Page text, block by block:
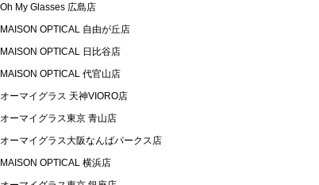
Oh My Glasses 広島店
MAISON OPTICAL 自由が丘店
MAISON OPTICAL 日比谷店
MAISON OPTICAL 代官山店
オーマイグラス 天神VIORO店
オーマイグラス東京 青山店
オーマイグラス大阪なんばパークス店
MAISON OPTICAL 横浜店